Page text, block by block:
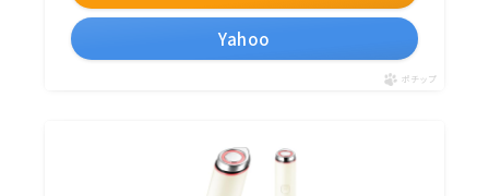
Yahoo
ポチップ